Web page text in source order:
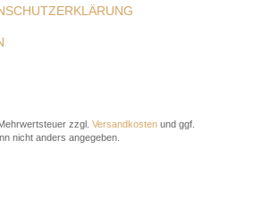
zzgl. Versandkosten und ggf.
nicht anders angegeben.